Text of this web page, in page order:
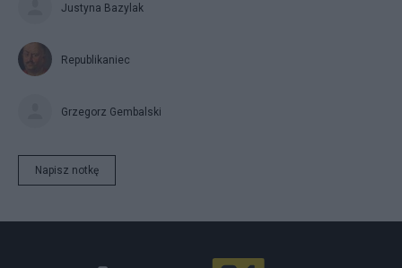
Justyna Bazylak
Republikaniec
Grzegorz Gembalski
Napisz notkę